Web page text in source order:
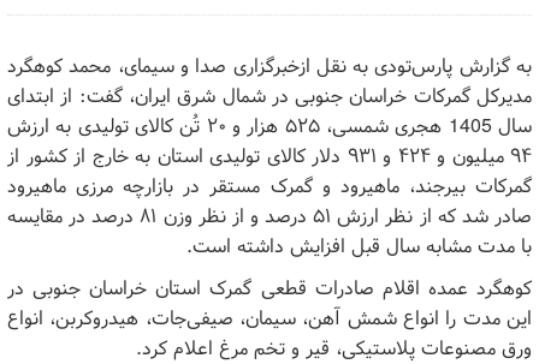
به گزارش پارس‌تودی به نقل ازخبرگزاری صدا و سیمای، محمد کوهگرد
مدیرکل گمرکات خراسان جنوبی در شمال شرق ایران، گفت: از ابتدای
سال 1405 هجری شمسی، ۵۲۵ هزار و ۲۰ تُن کالای تولیدی به ارزش
۹۴ میلیون و ۴۲۴ و ۹۳۱ دلار کالای تولیدی استان به خارج از کشور از
گمرکات بیرجند، ماهیرود و گمرک مستقر در بازارچه مرزی ماهیرود
صادر شد که از نظر ارزش ۵۱ درصد و از نظر وزن ۸۱ درصد در مقایسه
با مدت مشابه سال قبل افزایش داشته است.
کوهگرد عمده اقلام صادرات قطعی گمرک استان خراسان جنوبی در
این مدت را انواع شمش آهن، سیمان، صیفی‌جات، هیدروکربن، انواع
ورق مصنوعات پلاستیکی، قیر و تخم مرغ اعلام کرد.